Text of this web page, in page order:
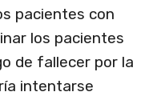
pacientes con
los pacientes
de fallecer por la
intentarse